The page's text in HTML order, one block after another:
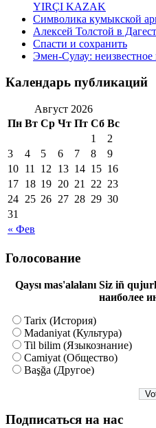
YIRÇI KAZAK
Символика кумыкской
Алексей Толстой в
Спасти и сохранить
Эмен-Сулау:
Календарь публикаций
Август 2026
Пн Вт Ср Чт Пт Сб Вс
« Фев
1
2
3
4 5 6 7 8
9
10 11 12 13 14 15 16
17 18 19 20 21 22 23
24 25 26 27 28 29 30
31
Голосование
Qaysı mas'alalanı Siz iñ
наиболее
Tarix (История)
Madaniyat (Культура)
Til bilim (Языкознание)
Camiyat (Общество)
Başğa (Другое)
Подписаться на нас